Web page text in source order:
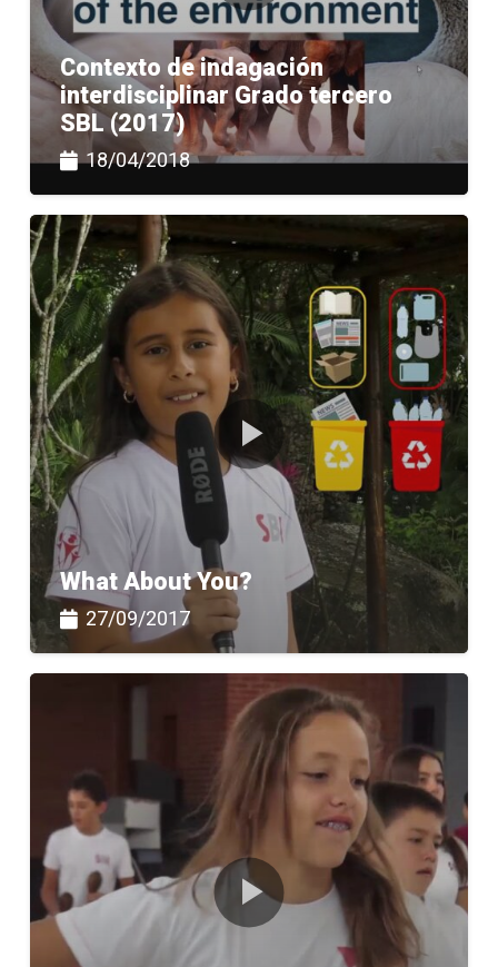
Contexto de indagación
interdisciplinar Grado tercero
SBL (2017)
18/04/2018
What About You?
27/09/2017